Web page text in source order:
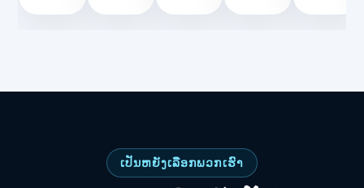
ເປັນຫຍັງເລືອກພວກເຮົາ